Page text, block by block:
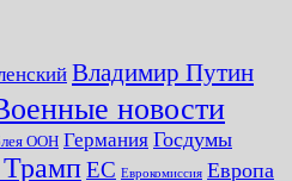
Владимир Путин
новости
ООН Германия Госдумы
ЕС Еврокомиссия Европа